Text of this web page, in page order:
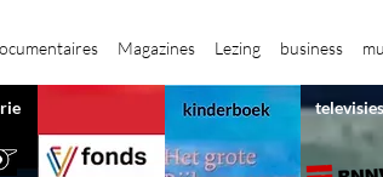
Magazines Lezing business